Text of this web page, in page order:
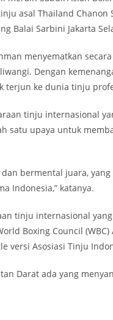
asal Thailand Chanon
Balai Sarbini Jakarta
menyematkan
Dengan
terjun ke dunia tinju
tinju internasional
satu upaya untuk
bermental juara,
Indonesia,” katanya.
tinju internasional
Boxing Council
Asosiasi Tinju
Darat ada yang